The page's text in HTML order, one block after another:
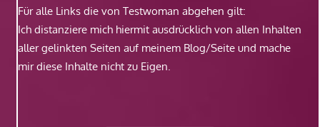
Für alle Links die von Testwoman abgehen gilt:
Ich distanziere mich hiermit ausdrücklich von allen Inhalten
aller gelinkten Seiten auf meinem Blog/Seite und mache
mir diese Inhalte nicht zu Eigen.